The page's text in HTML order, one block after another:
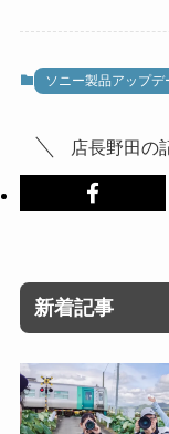
ソニー製品アップデ
店長野田の
新着記事